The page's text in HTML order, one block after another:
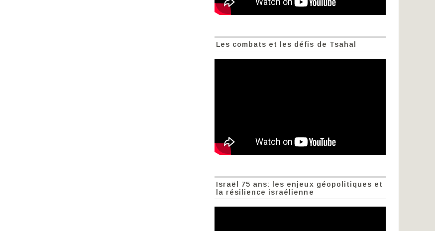
Les combats et les défis de Tsahal
Israël 75 ans: les enjeux géopolitiques et
la résilience israélienne